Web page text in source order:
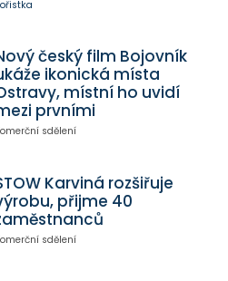
český film Bojovník
ikonická místa
místní ho uvidí
prvními
sdělení
Karviná rozšiřuje
přijme 40
sdělení